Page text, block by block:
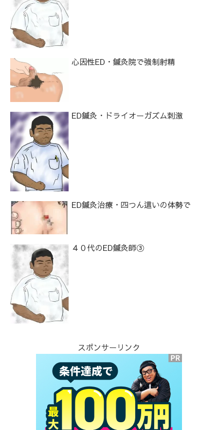
心因性ED・鍼灸院で強制射精
ED鍼灸・ドライオーガズム刺激
ED鍼灸治療・四つん這いの体勢で
４０代のED鍼灸師③
スポンサーリンク